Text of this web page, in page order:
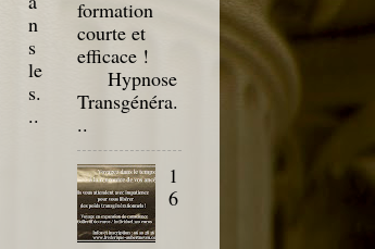
n
s
le
s.
..
formation
courte et
efficace !
Hypnose
Transgénéra.
..
1
6